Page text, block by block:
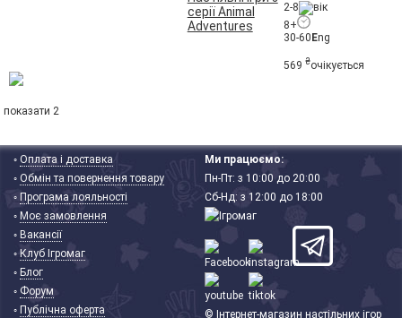
серії Animal
Adventures
2-8
8+
30-60Eng
569 ₴очікується
показати 2
◦Оплата і доставка
◦Обмін та повернення товару
◦ Програма лояльності
◦ Моє замовлення
◦ Вакансії
◦ Клуб Ігромаг
◦ Блог
◦ Форум
◦ Публічна оферта
Ми працюємо:
Пн-Пт: з 10:00 до 20:00
Сб-Нд: з 12:00 до 18:00
© Інтернет-магазин настільних ігор